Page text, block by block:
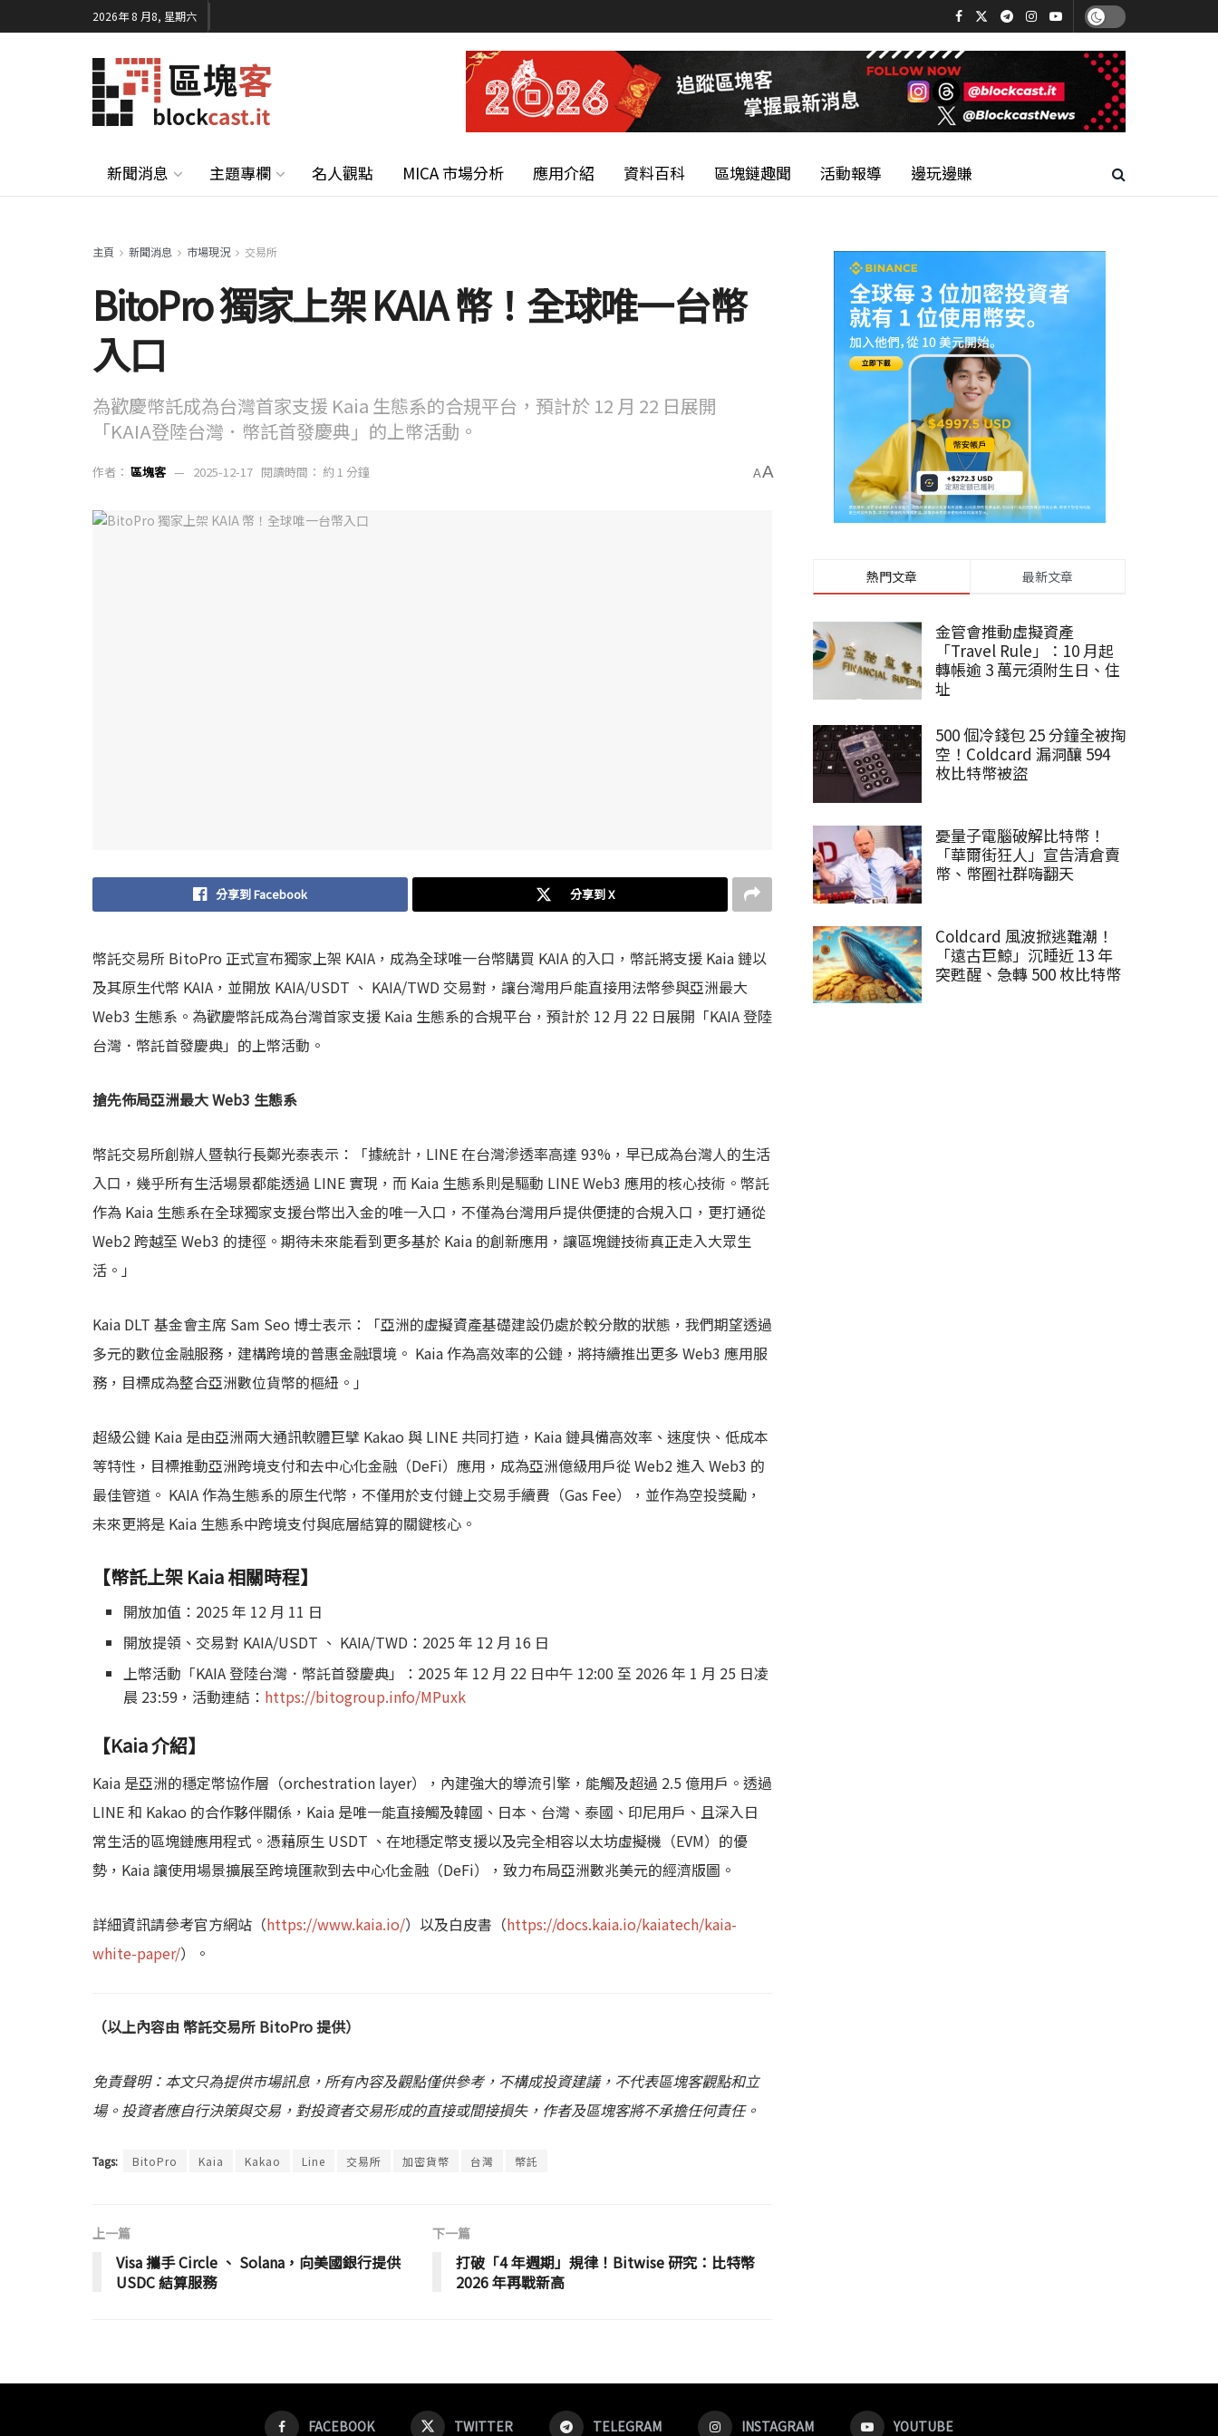
2026年 8 月8, 星期六
新聞消息 主題專欄 名人觀點 MICA 市場分析 應用介紹 資料百科 區塊鏈趣聞 活動報導 邊玩邊賺
主頁 新聞消息 市場現況 交易所
BitoPro 獨家上架 KAIA 幣！全球唯一台幣
入口
為歡慶幣託成為台灣首家支援 Kaia 生態系的合規平台，預計於 12 月 22 日展開
「KAIA登陸台灣．幣託首發慶典」的上幣活動。
作者： 區塊客 2025-12-17 閱讀時間： 約 1 分鐘 AA
分享到 Facebook 分享到 X
幣託交易所 BitoPro 正式宣布獨家上架 KAIA，成為全球唯一台幣購買 KAIA 的入口，幣託將支援 Kaia 鏈以
及其原生代幣 KAIA，並開放 KAIA/USDT 、 KAIA/TWD 交易對，讓台灣用戶能直接用法幣參與亞洲最大
Web3 生態系。為歡慶幣託成為台灣首家支援 Kaia 生態系的合規平台，預計於 12 月 22 日展開「KAIA 登陸
台灣．幣託首發慶典」的上幣活動。
搶先佈局亞洲最大 Web3 生態系
幣託交易所創辦人暨執行長鄭光泰表示：「據統計，LINE 在台灣滲透率高達 93%，早已成為台灣人的生活
入口，幾乎所有生活場景都能透過 LINE 實現，而 Kaia 生態系則是驅動 LINE Web3 應用的核心技術。幣託
作為 Kaia 生態系在全球獨家支援台幣出入金的唯一入口，不僅為台灣用戶提供便捷的合規入口，更打通從
Web2 跨越至 Web3 的捷徑。期待未來能看到更多基於 Kaia 的創新應用，讓區塊鏈技術真正走入大眾生
活。」
Kaia DLT 基金會主席 Sam Seo 博士表示：「亞洲的虛擬資產基礎建設仍處於較分散的狀態，我們期望透過
多元的數位金融服務，建構跨境的普惠金融環境。 Kaia 作為高效率的公鏈，將持續推出更多 Web3 應用服
務，目標成為整合亞洲數位貨幣的樞紐。」
超級公鏈 Kaia 是由亞洲兩大通訊軟體巨擘 Kakao 與 LINE 共同打造，Kaia 鏈具備高效率、速度快、低成本
等特性，目標推動亞洲跨境支付和去中心化金融（DeFi）應用，成為亞洲億級用戶從 Web2 進入 Web3 的
最佳管道。 KAIA 作為生態系的原生代幣，不僅用於支付鏈上交易手續費（Gas Fee），並作為空投獎勵，
未來更將是 Kaia 生態系中跨境支付與底層結算的關鍵核心。
【幣託上架 Kaia 相關時程】
開放加值：2025 年 12 月 11 日
開放提領、交易對 KAIA/USDT 、 KAIA/TWD：2025 年 12 月 16 日
上幣活動「KAIA 登陸台灣．幣託首發慶典」：2025 年 12 月 22 日中午 12:00 至 2026 年 1 月 25 日凌
晨 23:59，活動連結： https://bitogroup.info/MPuxk
【Kaia 介紹】
Kaia 是亞洲的穩定幣協作層（orchestration layer），內建強大的導流引擎，能觸及超過 2.5 億用戶。透過
LINE 和 Kakao 的合作夥伴關係，Kaia 是唯一能直接觸及韓國、日本、台灣、泰國、印尼用戶、且深入日
常生活的區塊鏈應用程式。憑藉原生 USDT 、在地穩定幣支援以及完全相容以太坊虛擬機（EVM）的優
勢，Kaia 讓使用場景擴展至跨境匯款到去中心化金融（DeFi），致力布局亞洲數兆美元的經濟版圖。
詳細資訊請參考官方網站（https://www.kaia.io/）以及白皮書（https://docs.kaia.io/kaiatech/kaia-
white-paper/）。
（以上內容由 幣託交易所 BitoPro 提供）
免責聲明：本文只為提供市場訊息，所有內容及觀點僅供參考，不構成投資建議，不代表區塊客觀點和立
場。投資者應自行決策與交易，對投資者交易形成的直接或間接損失，作者及區塊客將不承擔任何責任。
Tags: BitoPro Kaia Kakao Line 交易所 加密貨幣 台灣 幣託
上一篇
Visa 攜手 Circle 、 Solana，向美國銀行提供
USDC 結算服務
下一篇
打破「4 年週期」規律！Bitwise 研究：比特幣
2026 年再戰新高
熱門文章 最新文章
金管會推動虛擬資產
「Travel Rule」：10 月起
轉帳逾 3 萬元須附生日、住
址
500 個冷錢包 25 分鐘全被掏
空！Coldcard 漏洞釀 594
枚比特幣被盜
憂量子電腦破解比特幣！
「華爾街狂人」宣告清倉賣
幣、幣圈社群嗨翻天
Coldcard 風波掀逃難潮！
「遠古巨鯨」沉睡近 13 年
突甦醒、急轉 500 枚比特幣
FACEBOOK TWITTER TELEGRAM INSTAGRAM YOUTUBE